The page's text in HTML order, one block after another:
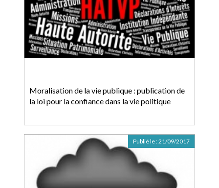
Moralisation de la vie publique : publication de
la loi pour la confiance dans la vie politique
Publié le :21/09/2017